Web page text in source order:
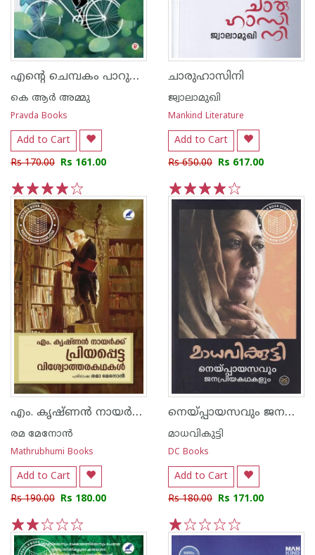
എൻ്റെ ചെമ്പകം പാറുക്കുട്ടിക്ക് വേണ്ടി
കെ ആര്‍ അമ്മു
Pravda Books
Add to Cart
Rs 170.00 Rs 161.00
5
4
3
2
1
ചാരുഹാസിനി
ജ്വാലാമുഖി
Mankind Literature
Add to Cart
Rs 650.00 Rs 617.00
5
4
3
2
1
എം. കൃഷ്ണൻ നായർക്ക് പ്രിയപ്പെട്ട വിശ്വോത്തരകഥകൾ
രമ മേനോന്‍
Mathrubhumi Books
Add to Cart
Rs 190.00 Rs 180.00
5
4
3
2
1
നെയ്പ്പായസവും ജനപ്രിയകഥകളും
മാധവികുട്ടി
DC Books
Add to Cart
Rs 180.00 Rs 171.00
5
4
3
2
1